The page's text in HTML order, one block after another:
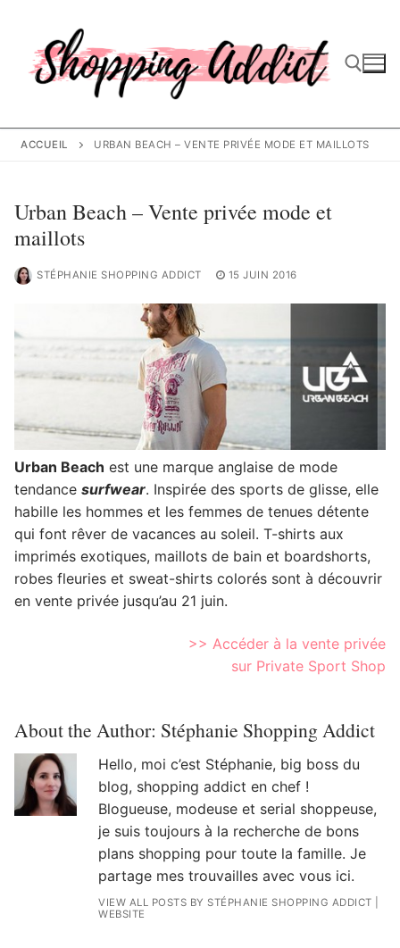
contenu
Rechercher :
ACCUEIL URBAN BEACH – VENTE PRIVÉE MODE ET MAILLOTS
Urban Beach – Vente privée mode et
maillots
STÉPHANIE SHOPPING ADDICT 15 JUIN 2016
Urban Beach est une marque anglaise de mode
tendance surfwear. Inspirée des sports de glisse, elle
habille les hommes et les femmes de tenues détente
qui font rêver de vacances au soleil. T-shirts aux
imprimés exotiques, maillots de bain et boardshorts,
robes fleuries et sweat-shirts colorés sont à découvrir
en vente privée jusqu’au 21 juin.
>> Accéder à la vente privée
sur Private Sport Shop
About the Author: Stéphanie Shopping Addict
Hello, moi c’est Stéphanie, big boss du
blog, shopping addict en chef !
Blogueuse, modeuse et serial shoppeuse,
je suis toujours à la recherche de bons
plans shopping pour toute la famille. Je
partage mes trouvailles avec vous ici.
VIEW ALL POSTS BY STÉPHANIE SHOPPING ADDICT
WEBSITE